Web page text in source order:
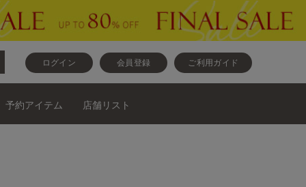
ログイン 会員登録 ご利用ガイド
予約アイテム 店舗リスト